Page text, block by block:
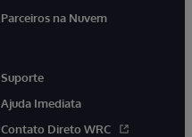
Parceiros na Nuvem
Suporte
Ajuda Imediata
Contato Direto WRC